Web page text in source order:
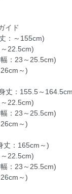
イド
：～155cm)
22.5cm)
：23～25.5cm)
～)
丈：155.5～
22.5cm)
：23～25.5cm)
～)
：165cm～)
22.5cm)
：23～25.5cm)
～)